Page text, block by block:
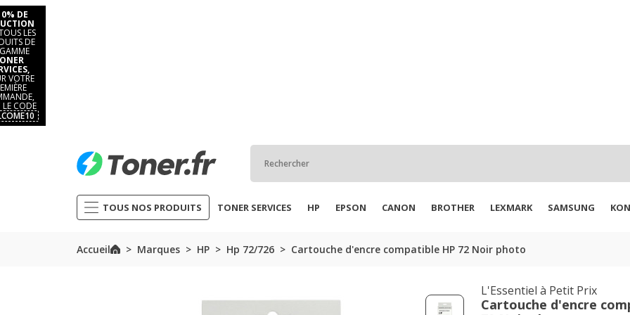
DE
LES
DE
VOTRE
LE CODE
TOUS NOS PRODUITS TONER SERVICES HP EPSON CANON BROTHER LEXMARK SAMSUNG
Accueil Marques HP Hp 72/726 Cartouche d'encre compatible HP 72 Noir photo
L'Essentiel à Petit Prix
Cartouche d'encre